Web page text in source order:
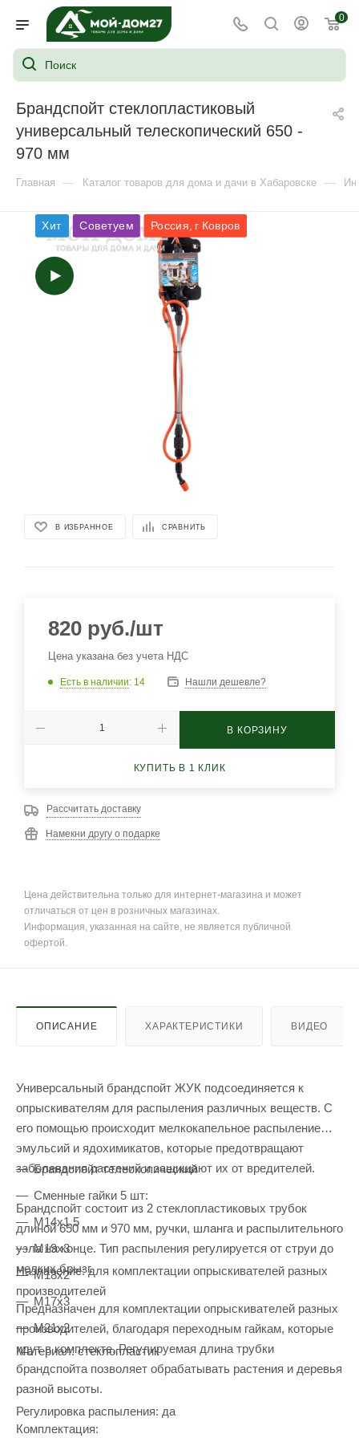
0
Брандспойт стеклопластиковый
универсальный телескопический 650 -
970 мм
Главная — Каталог товаров для дома и дачи в Хабаровске —
Хит Советуем Россия, г Ковров
В ИЗБРАННОЕ СРАВНИТЬ
820 руб./шт
Цена указана без учета НДС
Есть в наличии: 14 Нашли дешевле?
В КОРЗИНУ
КУПИТЬ В 1 КЛИК
Рассчитать доставку
Намекни другу о подарке
Цена действительна только для интернет-магазина и может
отличаться от цен в розничных магазинах.
Информация, указанная на сайте, не является публичной
офертой.
ОПИСАНИЕ ХАРАКТЕРИСТИКИ ВИДЕО
Универсальный брандспойт ЖУК подсоединяется к
опрыскивателям для распыления различных веществ. С
его помощью происходит мелкокапельное распыление
эмульсий и ядохимикатов, которые предотвращают
заболевания растений и защищают их от вредителей.
Брандспойт состоит из 2 стеклопластиковых трубок
длиной 650 мм и 970 мм, ручки, шланга и распылительного
узла на конце. Тип распыления регулируется от струи до
мелких брызг.
Предназначен для комплектации опрыскивателей разных
производителей, благодаря переходным гайкам, которые
идут в комплекте. Регулируемая длина трубки
брандспойта позволяет обрабатывать растения и деревья
разной высоты.
Комплектация:
Брандспойт телескопический
Сменные гайки 5 шт:
М14х1,5
М19х3
М18х2
М17х3
М21х2
Назначение: для комплектации опрыскивателей разных
производителей
Материал: стеклопластик
Регулировка распыления: да